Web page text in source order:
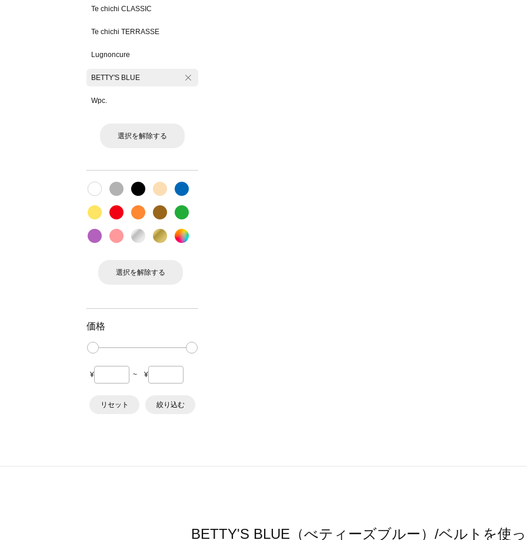
Te chichi CLASSIC
Te chichi TERRASSE
Lugnoncure
BETTY'S BLUE
Wpc.
選択を解除する
選択を解除する
価格
¥ ~ ¥
リセット 絞り込む
BETTY'S BLUE（べティーズブルー）/ベルトを使